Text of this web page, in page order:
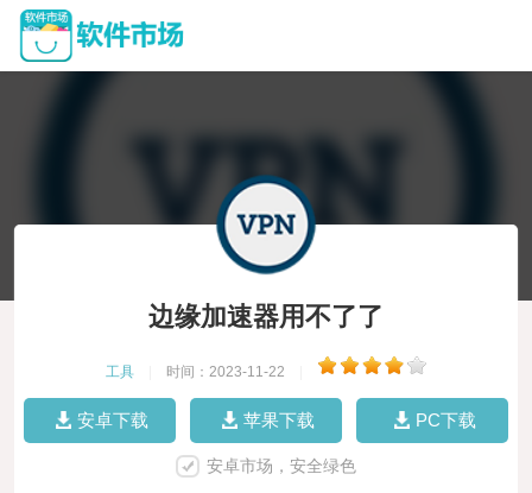
边缘加速器用不了了
工具 时间：2023-11-22
安卓下载 苹果下载 PC下载
安卓市场，安全绿色